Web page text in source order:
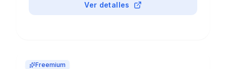
Ver detalles
Freemium